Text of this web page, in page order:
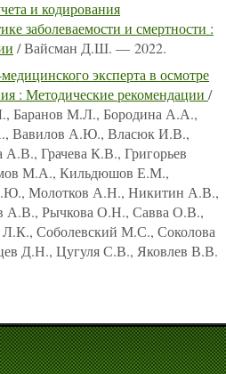
и кодирования
заболеваемости и смертности :
/ Вайсман Д.Ш. — 2022.
эксперта в осмотре
: Методические рекомендации /
Баранов М.Л., Бородина А.А.,
Вавилов А.Ю., Власюк И.В.,
Грачева К.В., Григорьев
М.А., Кильдюшов Е.М.,
Молотков А.Н., Никитин А.В.,
А.В., Рычкова О.Н., Савва О.В.,
Л.К., Соболевский М.С., Соколова
Д.Н., Цугуля С.В., Яковлев В.В.